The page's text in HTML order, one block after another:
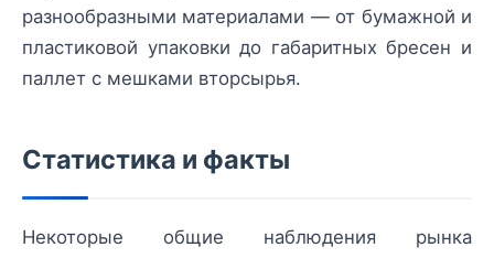
разнообразными материалами — от бумажной и
пластиковой упаковки до габаритных бреcен и
паллет с мешками вторсырья.
Статистика и факты
Некоторые общие наблюдения рынка